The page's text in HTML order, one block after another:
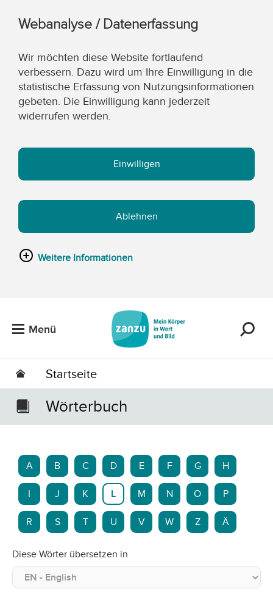
Webanalyse / Datenerfassung
Wir möchten diese Website fortlaufend
verbessern. Dazu wird um Ihre Einwilligung in die
statistische Erfassung von Nutzungsinformationen
gebeten. Die Einwilligung kann jederzeit
widerrufen werden.
Einwilligen
Ablehnen
Weitere Informationen
Menü
Startseite
Wörterbuch
A B C D E F G H
J K L M N O P
R S T U V W Z Ä
Diese Wörter übersetzen in